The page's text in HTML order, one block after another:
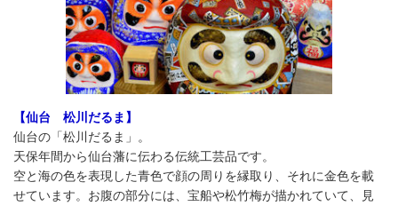
【仙台 松川だるま】
仙台の「松川だるま」。
天保年間から仙台藩に伝わる伝統工芸品です。
空と海の色を表現した青色で顔の周りを縁取り、それに金色を載
せています。お腹の部分には、宝船や松竹梅が描かれていて、見